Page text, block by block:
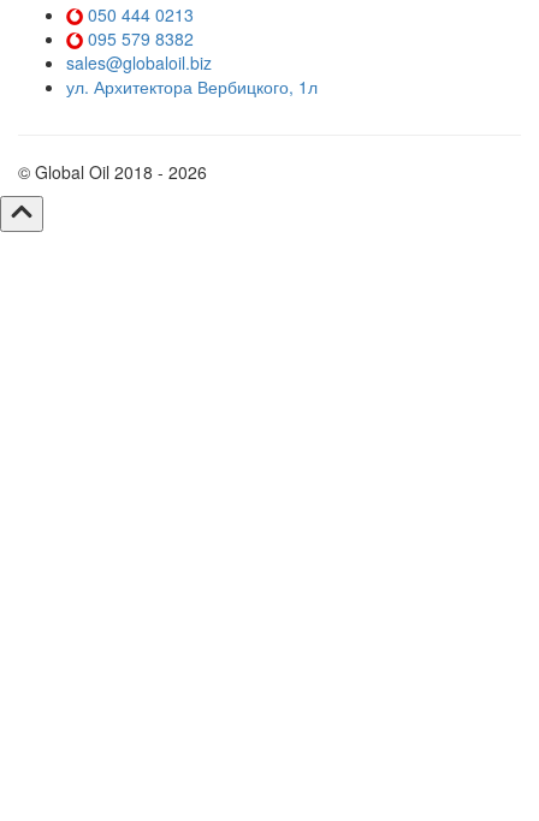
050 444 0213
095 579 8382
sales@globaloil.biz
ул. Архитектора Вербицкого, 1л
© Global Oil 2018 - 2026